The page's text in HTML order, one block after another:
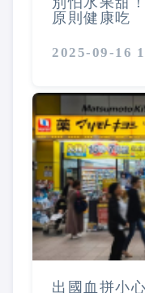
原則健康吃
2025-09-16
出國血拼小